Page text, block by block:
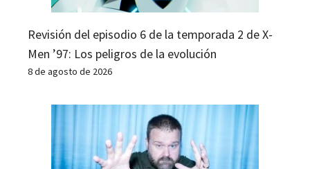
Revisión del episodio 6 de la temporada 2 de X-
Men ’97: Los peligros de la evolución
8 de agosto de 2026